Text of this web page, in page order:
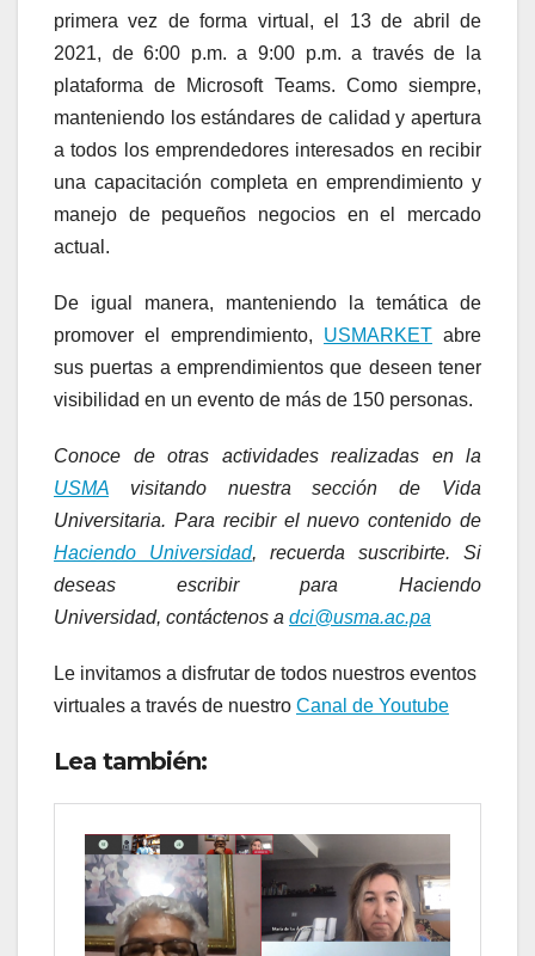
primera vez de forma virtual, el 13 de abril de
2021, de 6:00 p.m. a 9:00 p.m. a través de la
plataforma de Microsoft Teams. Como siempre,
manteniendo los estándares de calidad y apertura
a todos los emprendedores interesados en recibir
una capacitación completa en emprendimiento y
manejo de pequeños negocios en el mercado
actual.
De igual manera, manteniendo la temática de
promover el emprendimiento, USMARKET abre
sus puertas a emprendimientos que deseen tener
visibilidad en un evento de más de 150 personas.
Conoce de otras actividades realizadas en la
USMA visitando nuestra sección de Vida
Universitaria. Para recibir el nuevo contenido de
Haciendo Universidad, recuerda suscribirte. Si
deseas escribir para Haciendo
Universidad, contáctenos a dci@usma.ac.pa
Le invitamos a disfrutar de todos nuestros eventos
virtuales a través de nuestro Canal de Youtube
Lea también: